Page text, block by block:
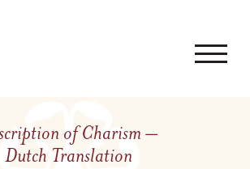
of Charism –
Dutch Translation